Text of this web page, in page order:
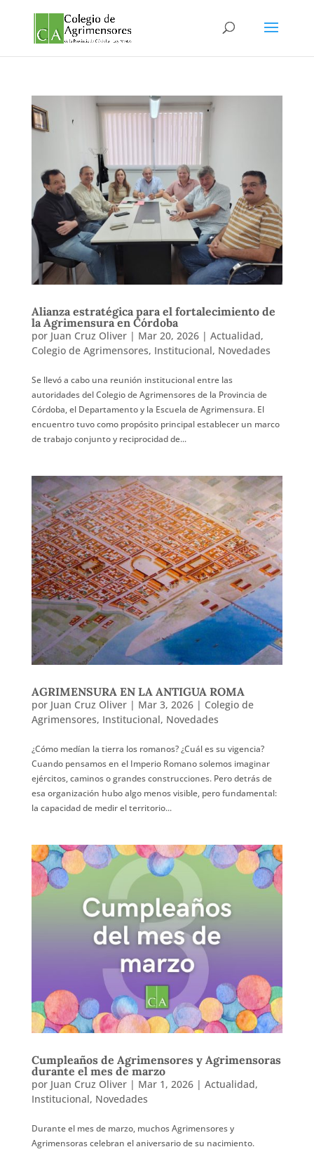
Alianza estratégica para el fortalecimiento de
la Agrimensura en Córdoba
por Juan Cruz Oliver| Mar 20, 2026| Actualidad,
Colegio de Agrimensores, Institucional, Novedades
Se llevó a cabo una reunión institucional entre las
autoridades del Colegio de Agrimensores de la Provincia de
Córdoba, el Departamento y la Escuela de Agrimensura. El
encuentro tuvo como propósito principal establecer un marco
de trabajo conjunto y reciprocidad de...
AGRIMENSURA EN LA ANTIGUA ROMA
por Juan Cruz Oliver| Mar 3, 2026| Colegio de
Agrimensores, Institucional, Novedades
¿Cómo medían la tierra los romanos? ¿Cuál es su vigencia?
Cuando pensamos en el Imperio Romano solemos imaginar
ejércitos, caminos o grandes construcciones. Pero detrás de
esa organización hubo algo menos visible, pero fundamental:
la capacidad de medir el territorio...
Cumpleaños de Agrimensores y Agrimensoras
durante el mes de marzo
por Juan Cruz Oliver| Mar 1, 2026| Actualidad,
Institucional, Novedades
Durante el mes de marzo, muchos Agrimensores y
Agrimensoras celebran el aniversario de su nacimiento.